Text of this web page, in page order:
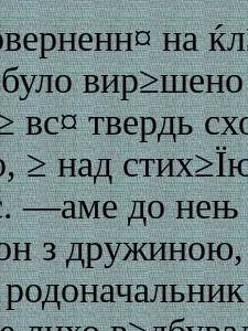
на
вс¤ твердь
≥ над
—аме до нењ
з